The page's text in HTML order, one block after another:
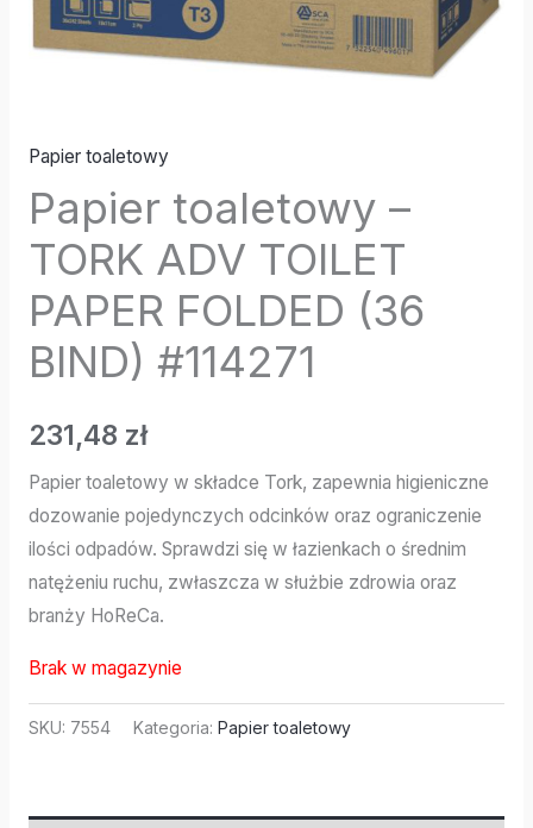
Papier toaletowy
Papier toaletowy –
TORK ADV TOILET
PAPER FOLDED (36
BIND) #114271
231,48 zł
Papier toaletowy w składce Tork, zapewnia higieniczne
dozowanie pojedynczych odcinków oraz ograniczenie
ilości odpadów. Sprawdzi się w łazienkach o średnim
natężeniu ruchu, zwłaszcza w służbie zdrowia oraz
branży HoReCa.
Brak w magazynie
SKU: 7554 Kategoria: Papier toaletowy